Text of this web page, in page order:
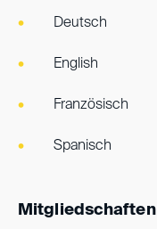
Deutsch
English
Französisch
Spanisch
Mitgliedschaften